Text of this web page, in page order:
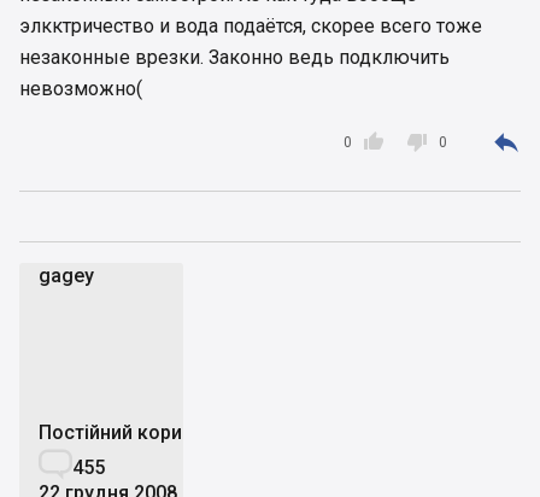
элкктричество и вода подаётся, скорее всего тоже
незаконные врезки. Законно ведь подключить
невозможно(

0  0 
gagey
Постійний користувач
455